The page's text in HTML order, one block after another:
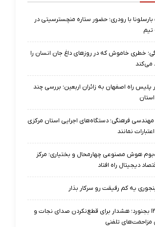
با رودری؛ حضور ستاره منچسترسیتی در
خطری خاموش که در روزهای داغ جان انسان را
می‌کند
راه اصفهان به زائران اربعین؛ بررسی چند
فرهنگی؛ دستگاه‌های اجرایی استان مرکزی
نمانند
هوش مصنوعی چهارمحال و بختیاری؛ مرکز
دیجیتال راه افتاد
یه کم رفیقت رو سرکار بذار
خط ۱۲۵ بجنورد؛ هشدار برای قطع‌نکردن صدای نجات و
تلفنی